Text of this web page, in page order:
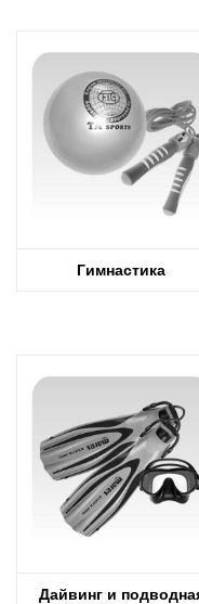
Гимнастика
Дайвинг и